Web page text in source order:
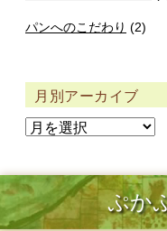
パンへのこだわり (2)
月別アーカイブ
ぷか